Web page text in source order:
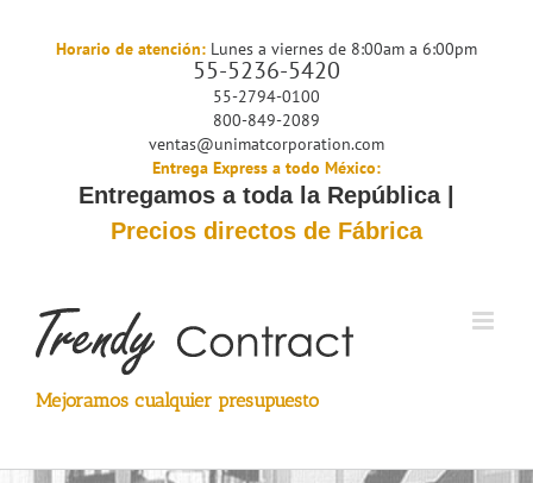
Horario de atención: Lunes a viernes de 8:00am a 6:00pm
55-5236-5420
55-2794-0100
800-849-2089
ventas@unimatcorporation.com
Entrega Express a todo México:
Entregamos a toda la República |
Precios directos de Fábrica
Mejoramos cualquier presupuesto